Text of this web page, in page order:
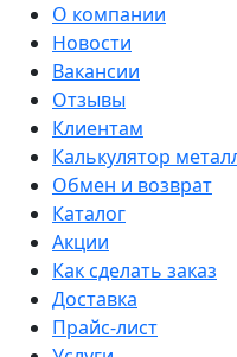
О компании
Новости
Вакансии
Отзывы
Клиентам
Калькулятор
Обмен и возврат
Каталог
Акции
Как сделать заказ
Доставка
Прайс-лист